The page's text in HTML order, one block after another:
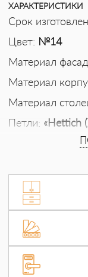
ХАРАКТЕРИСТИКИ
Срок
Цвет: №14
Материал
Материал
Материал
Петли: «Hettich
встроенным
бесшумного
Направляющие:
направляющие
бесшумного